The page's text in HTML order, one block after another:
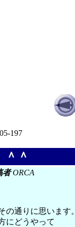
197
＾
者ORCA
の通りに思います
にどうやって